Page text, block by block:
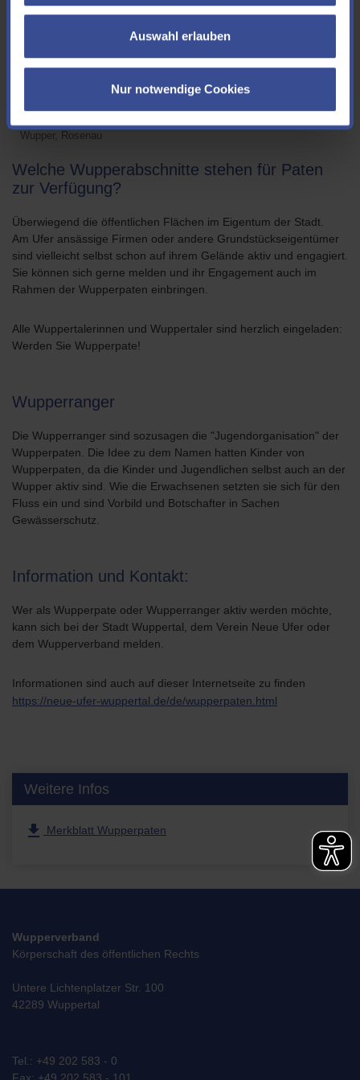
Auswahl erlauben
Nur notwendige Cookies
Wupper, Rosenau
Welche Wupperabschnitte stehen für Paten
zur Verfügung?
Überwiegend die öffentlichen Flächen im Eigentum der Stadt.
Am Ufer ansässige Firmen oder andere Grundstückseigentümer
sind vielleicht selbst schon auf ihrem Gelände aktiv und engagiert.
Sie können sich gerne melden und ihr Engagement auch im
Rahmen der Wupperpaten einbringen.
Alle Wuppertalerinnen und Wuppertaler sind herzlich eingeladen:
Werden Sie Wupperpate!
Wupperranger
Die Wupperranger sind sozusagen die "Jugendorganisation" der
Wupperpaten. Die Idee zu dem Namen hatten Kinder von
Wupperpaten, da die Kinder und Jugendlichen selbst auch an der
Wupper aktiv sind. Wie die Erwachsenen setzten sie sich für den
Fluss ein und sind Vorbild und Botschafter in Sachen
Gewässerschutz.
Information und Kontakt:
Wer als Wupperpate oder Wupperranger aktiv werden möchte,
kann sich bei der Stadt Wuppertal, dem Verein Neue Ufer oder
dem Wupperverband melden.
Informationen sind auch auf dieser Internetseite zu finden
https://neue-ufer-wuppertal.de/de/wupperpaten.html
Weitere Infos
file_download Merkblatt Wupperpaten
Wupperverband
Körperschaft des öffentlichen Rechts
Untere Lichtenplatzer Str. 100
42289 Wuppertal
Tel.: +49 202 583 - 0